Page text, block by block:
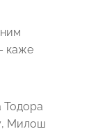
каже
Тодора
Милош